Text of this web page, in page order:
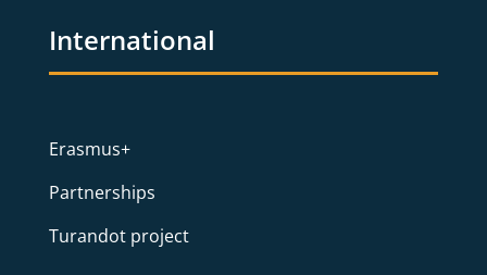
International
Erasmus+
Partnerships
Turandot project